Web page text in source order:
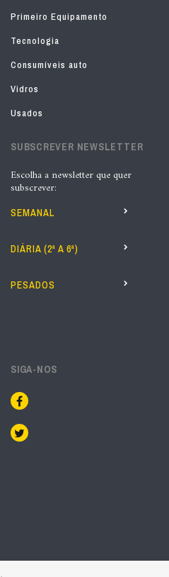
Primeiro Equipamento
Tecnologia
Consumíveis auto
Vidros
Usados
SUBSCREVER NEWSLETTER
Escolha a newsletter que quer
subscrever:
SEMANAL
DIÁRIA (2ª A 6ª)
PESADOS
SIGA-NOS